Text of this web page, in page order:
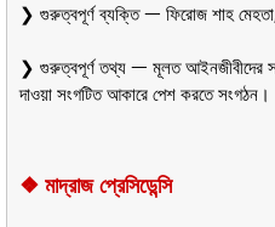
❯ গুরুত্বপূর্ণ ব্যক্তি ᅳ ফিরোজ শাহ মেহতা,
❯ গুরুত্বপূর্ণ তথ্য ᅳ মূলত আইনজীবীদের
দাওয়া সংগটিত আকারে পেশ করতে সংগঠন।
❖ মাদ্রাজ প্রেসিডেন্সি